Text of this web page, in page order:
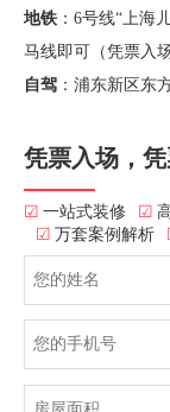
地铁 ：6号线“上海
马线即可（凭票入场
自驾 ：浦东新区东
凭票入场，
☑ 一站式装修 ☑
☑ 万套案例解析